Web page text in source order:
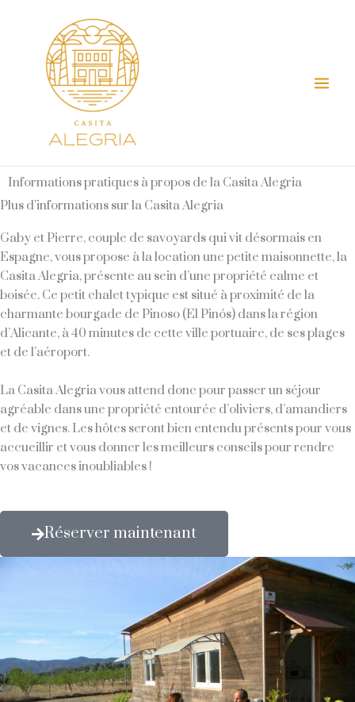
Informations pratiques à propos de la Casita Alegria
Plus d'informations sur la Casita Alegria
Gaby et Pierre, couple de savoyards qui vit désormais en
Espagne, vous propose à la location une petite maisonnette, la
Casita Alegria, présente au sein d’une propriété calme et
boisée. Ce petit chalet typique est situé à proximité de la
charmante bourgade de Pinoso (El Pinós) dans la région
d’Alicante, à 40 minutes de cette ville portuaire, de ses plages
et de l’aéroport.
La Casita Alegria vous attend donc pour passer un séjour
agréable dans une propriété entourée d’oliviers, d’amandiers
et de vignes. Les hôtes seront bien entendu présents pour vous
accueillir et vous donner les meilleurs conseils pour rendre
vos vacances inoubliables !
Réserver maintenant